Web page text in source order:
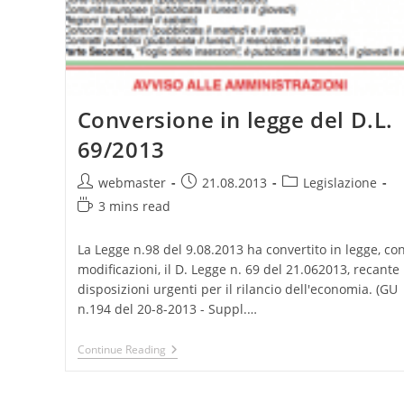
Conversione in legge del D.L.
69/2013
Post
author:
webmaster
Post21.08.2013
PostLegislazione
Reading
3 mins read
La Legge n.98 del 9.08.2013 ha convertito in legge,
modificazioni, il D. Legge n. 69 del 21.062013, recante
disposizioni urgenti per il rilancio dell'economia. (GU
n.194 del 20-8-2013 - Suppl.…
Continue ReadingConversione
In